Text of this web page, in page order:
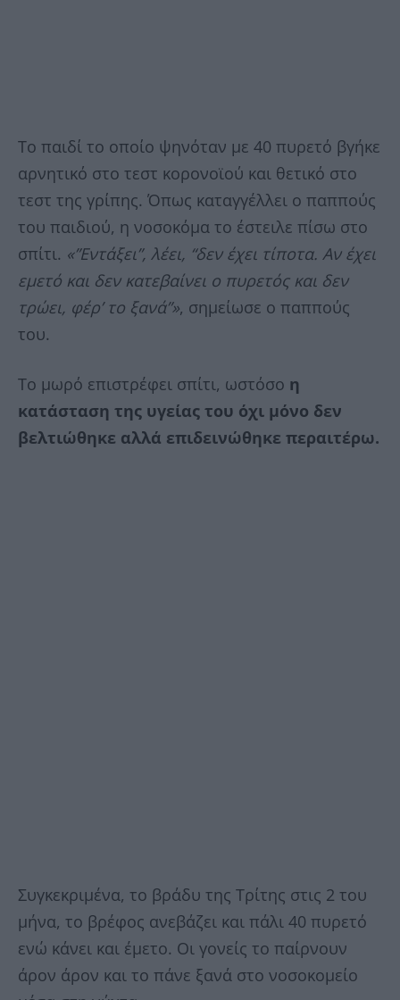
Το παιδί το οποίο ψηνόταν με 40 πυρετό βγήκε
αρνητικό στο τεστ κορονοϊού και θετικό στο
τεστ της γρίπης. Όπως καταγγέλλει ο παππούς
του παιδιού, η νοσοκόμα το έστειλε πίσω στο
σπίτι. «”Εντάξει”, λέει, “δεν έχει τίποτα. Αν έχει
εμετό και δεν κατεβαίνει ο πυρετός και δεν
τρώει, φέρ’ το ξανά”», σημείωσε ο παππούς
του.
Το μωρό επιστρέφει σπίτι, ωστόσο η
κατάσταση της υγείας του όχι μόνο δεν
βελτιώθηκε αλλά επιδεινώθηκε περαιτέρω.
Συγκεκριμένα, το βράδυ της Τρίτης στις 2 του
μήνα, το βρέφος ανεβάζει και πάλι 40 πυρετό
ενώ κάνει και έμετο. Οι γονείς το παίρνουν
άρον άρον και το πάνε ξανά στο νοσοκομείο